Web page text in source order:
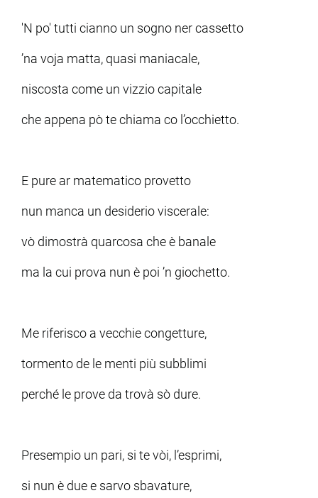
'N po' tutti cianno un sogno ner cassetto
’na voja matta, quasi maniacale,
niscosta come un vizzio capitale
che appena pò te chiama co l’occhietto.
E pure ar matematico provetto
nun manca un desiderio viscerale:
vò dimostrà quarcosa che è banale
ma la cui prova nun è poi ’n giochetto.
Me riferisco a vecchie congetture,
tormento de le menti più subblimi
perché le prove da trovà sò dure.
Presempio un pari, si te vòi, l’esprimi,
si nun è due e sarvo sbavature,